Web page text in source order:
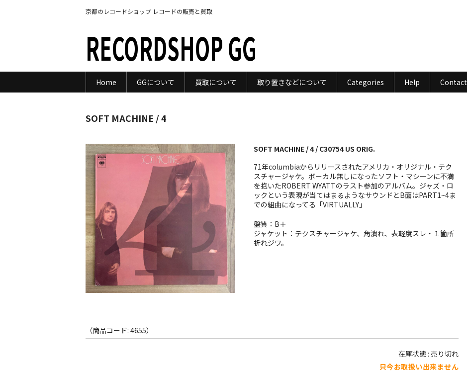
京都のレコードショップ レコードの販売と買取
RECORDSHOP GG
Home GGについて 買取について 取り置きなどについて Categories Help Contact
SOFT MACHINE / 4
SOFT MACHINE / 4 / C30754 US ORIG.
71年columbiaからリリースされたアメリカ・オリジナル・テク
スチャージャケ。ボーカル無しになったソフト・マシーンに不満
を抱いたROBERT WYATTのラスト参加のアルバム。ジャズ・ロ
ックという表現が当てはまるようなサウンドとB面はPART1~4ま
での組曲になってる「VIRTUALLY」
盤質：B＋
ジャケット：テクスチャージャケ、角潰れ、表軽度スレ・１箇所
折れジワ。
（商品コード: 4655）
在庫状態 : 売り切れ
只今お取扱い出来ません